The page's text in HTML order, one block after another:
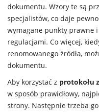
dokumentu. Wzory te są
specjalistów, co daje
wymagane punkty prawne
regulacjami. Co więcej,
renomowanego źródła,
dokumentu.
Aby korzystać z protokołu
w sposób prawidłowy,
strony. Następnie trzeba